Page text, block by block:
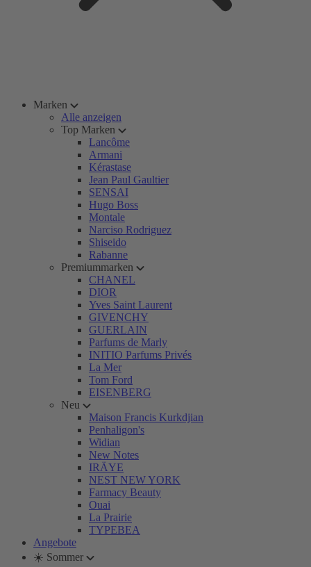
Marken
Alle anzeigen
Top Marken
Lancôme
Armani
Kérastase
Jean Paul Gaultier
SENSAI
Hugo Boss
Montale
Narciso Rodriguez
Shiseido
Rabanne
Premiummarken
CHANEL
DIOR
Yves Saint Laurent
GIVENCHY
GUERLAIN
Parfums de Marly
INITIO Parfums Privés
La Mer
Tom Ford
EISENBERG
Neu
Maison Francis Kurkdjian
Penhaligon's
Widian
New Notes
IRÄYE
NEST NEW YORK
Farmacy Beauty
Ouai
La Prairie
TYPEBEA
Angebote
☀️ Sommer